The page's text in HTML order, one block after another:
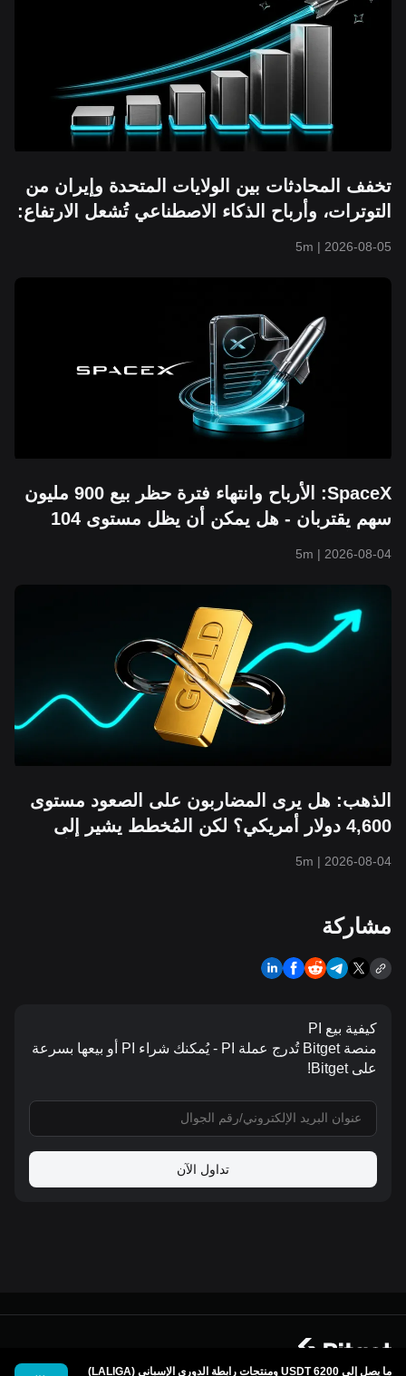
تخفف المحادثات بين الولايات المتحدة وإيران من
التوترات، وأرباح الذكاء الاصطناعي تُشعل الارتفاع:
2026-08-05
|
5m
SpaceX: الأرباح وانتهاء فترة حظر بيع 900 مليون
سهم يقتربان - هل يمكن أن يظل مستوى 104
2026-08-04
|
5m
الذهب: هل يرى المضاربون على الصعود مستوى
4,600 دولار أمريكي؟ لكن المُخطط يشير إلى
2026-08-04
|
5m
مشاركة
كيفية بيع PI
منصة Bitget تُدرج عملة PI - يُمكنك شراء PI أو بيعها بسرعة
على Bitget!
تداول الآن
ما يصل إلى 6200 USDT ومنتجات رابطة الدوري الإسباني (LALIGA)